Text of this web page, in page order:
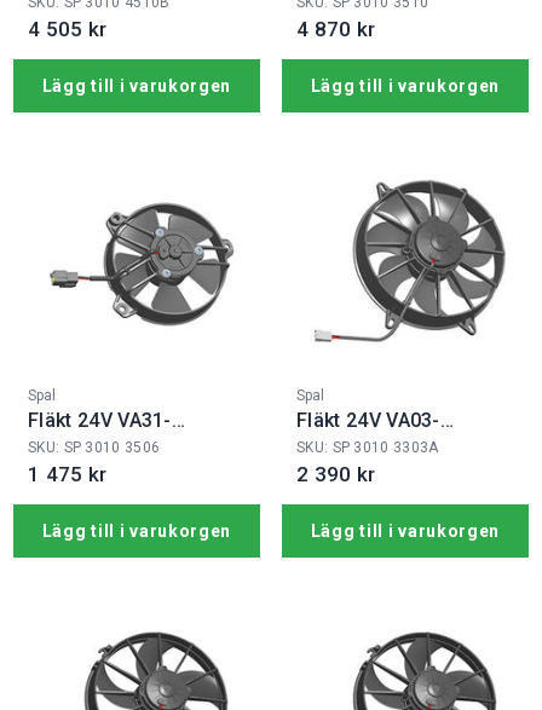
4 505 kr
Lägg till i varukorgen
4 870 kr
Lägg till i varukorgen
Fabrikat:
Spal
Fläkt 24V VA31-
B101/IE-46S
SKU: SP 3010 3506
1 475 kr
Lägg till i varukorgen
Fabrikat:
Spal
Fläkt 24V VA03-
BP90/LL-68A
SKU: SP 3010 3303A
2 390 kr
Lägg till i varukorgen